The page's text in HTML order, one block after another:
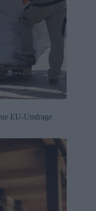
EU-Umfrage